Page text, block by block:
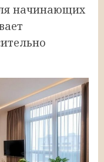
начинающих